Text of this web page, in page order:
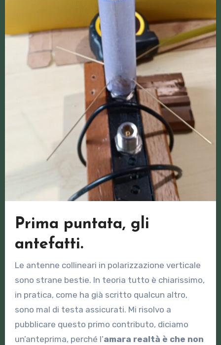
Prima puntata, gli
antefatti.
Le antenne collineari in polarizzazione verticale
sono strane bestie. In teoria tutto è chiarissimo,
in pratica, come ha già scritto qualcun altro,
sono mal di testa assicurati. Mi risolvo a
pubblicare questo primo contributo, diciamo
un’anteprima, perché l’amara realtà è che non